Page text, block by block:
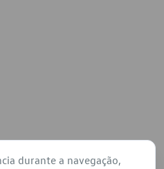
durante a navegação,